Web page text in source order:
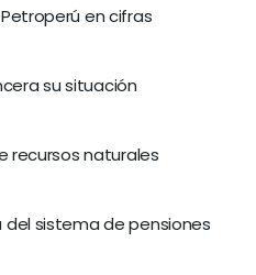
en cifras
su situación
recursos naturales
sistema de pensiones